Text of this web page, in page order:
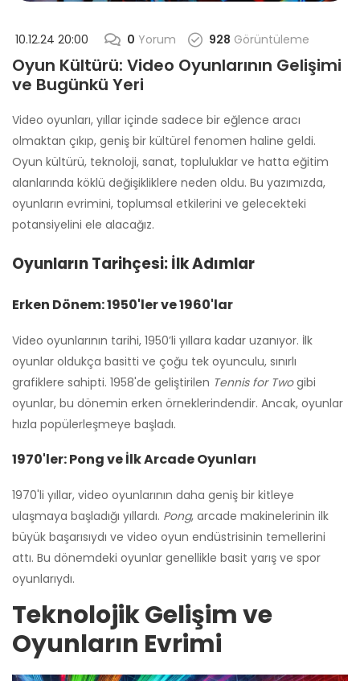
10.12.24 20:00 0 Yorum 928 Görüntüleme
Oyun Kültürü: Video Oyunlarının Gelişimi
ve Bugünkü Yeri
Video oyunları, yıllar içinde sadece bir eğlence aracı
olmaktan çıkıp, geniş bir kültürel fenomen haline geldi.
Oyun kültürü, teknoloji, sanat, topluluklar ve hatta eğitim
alanlarında köklü değişikliklere neden oldu. Bu yazımızda,
oyunların evrimini, toplumsal etkilerini ve gelecekteki
potansiyelini ele alacağız.
Oyunların Tarihçesi: İlk Adımlar
Erken Dönem: 1950'ler ve 1960'lar
Video oyunlarının tarihi, 1950’li yıllara kadar uzanıyor. İlk
oyunlar oldukça basitti ve çoğu tek oyunculu, sınırlı
grafiklere sahipti. 1958'de geliştirilen Tennis for Twogibi
oyunlar, bu dönemin erken örneklerindendir. Ancak, oyunlar
hızla popülerleşmeye başladı.
1970'ler: Pong ve İlk Arcade Oyunları
1970'li yıllar, video oyunlarının daha geniş bir kitleye
ulaşmaya başladığı yıllardı. Pong, arcade makinelerinin ilk
büyük başarısıydı ve video oyun endüstrisinin temellerini
attı. Bu dönemdeki oyunlar genellikle basit yarış ve spor
oyunlarıydı.
Teknolojik Gelişim ve
Oyunların Evrimi